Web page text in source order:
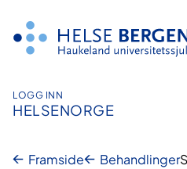
innhald
LOGG INN
HELSENORGE
Framside Behandlinger